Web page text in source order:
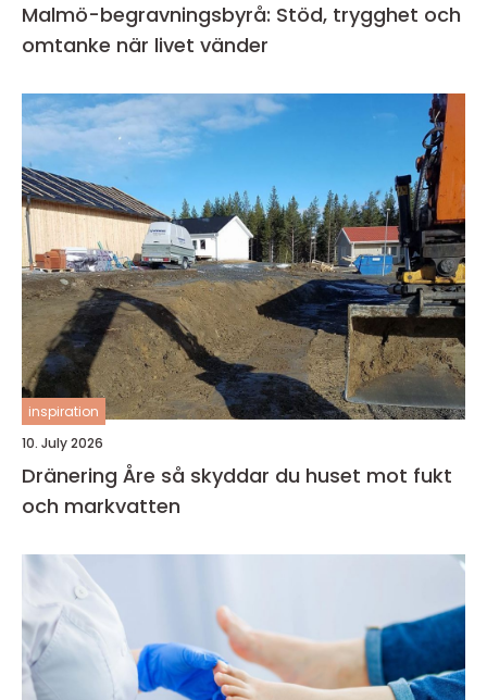
Malmö-begravningsbyrå: Stöd, trygghet och
omtanke när livet vänder
inspiration
10. July 2026
Dränering Åre så skyddar du huset mot fukt
och markvatten